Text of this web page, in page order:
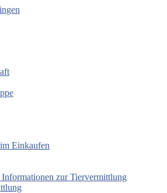
Einkaufen
zur Tiervermittlung